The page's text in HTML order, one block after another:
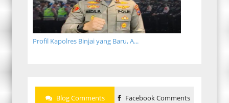
Profil Kapolres Binjai yang Baru, A...
Blog Comments Facebook Comments